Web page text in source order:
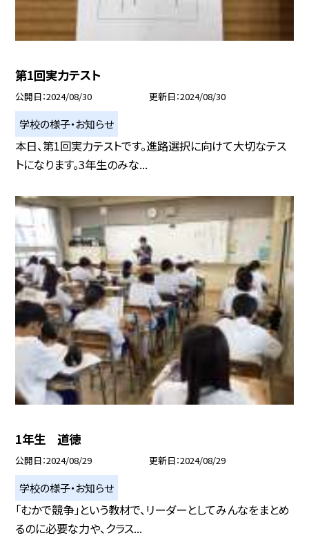
第1回実力テスト
公開日 2024/08/30 更新日 2024/08/30
学校の様子・お知らせ
本日、第1回実力テストです。進路選択に向けて大切なテス
トになります。3年生のみな...
1年生 道徳
公開日 2024/08/29 更新日 2024/08/29
学校の様子・お知らせ
「むかで競争」という教材で、リーダーとしてみんなをまとめ
るのに必要な力や、クラス...